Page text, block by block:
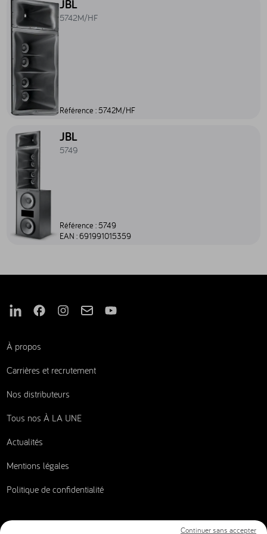
JBL
5742M/HF
Référence :5742M/HF
Accéder au produit 5749 - 5749
JBL
5749
Référence :5749
EAN :691991015359
Nous suivre sur Linkedin
Nous suivre sur Facebook
Nous suivre sur Instagram
Nous suivre sur Mail
Nous suivre sur Youtube
À propos
Carrières et recrutement
Nos distributeurs
Tous nos À LA UNE
Actualités
Mentions légales
Politique de confidentialité
Continuer sans accepter